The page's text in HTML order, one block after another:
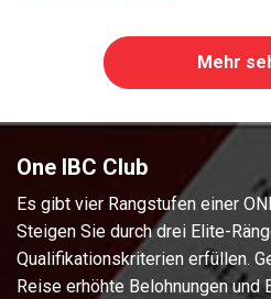
Mehr
One IBC Club
Es gibt vier Rangstufen einer
Steigen Sie durch drei Elite-
Qualifikationskriterien erfüllen.
Reise erhöhte Belohnungen und